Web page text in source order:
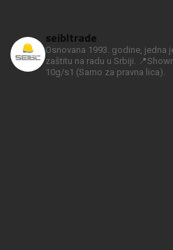
seibltrade
Osnovana 1993. godine, jedna
zaštitu na radu u Srbiji.
10g/s1 (Samo za pravna lica).